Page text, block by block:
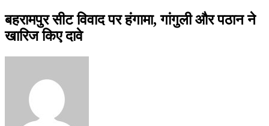
बहरामपुर सीट विवाद पर हंगामा, गांगुली और पठान ने
खारिज किए दावे